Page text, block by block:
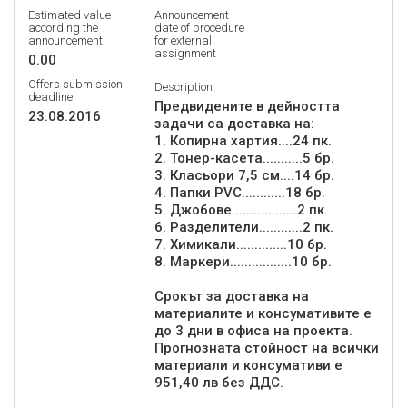
Estimated value
according the
announcement
0.00
Announcement
date of procedure
for external
assignment
Offers submission
deadline
23.08.2016
Description
Предвидените в дейността
задачи са доставка на:
1. Копирна хартия....24 пк.
2. Тонер-касета...........5 бр.
3. Класьори 7,5 см....14 бр.
4. Папки PVC............18 бр.
5. Джобове..................2 пк.
6. Разделители............2 пк.
7. Химикали..............10 бр.
8. Маркери.................10 бр.
Срокът за доставка на
материалите и консумативите е
до 3 дни в офиса на проекта.
Прогнозната стойност на всички
материали и консумативи е
951,40 лв без ДДС.